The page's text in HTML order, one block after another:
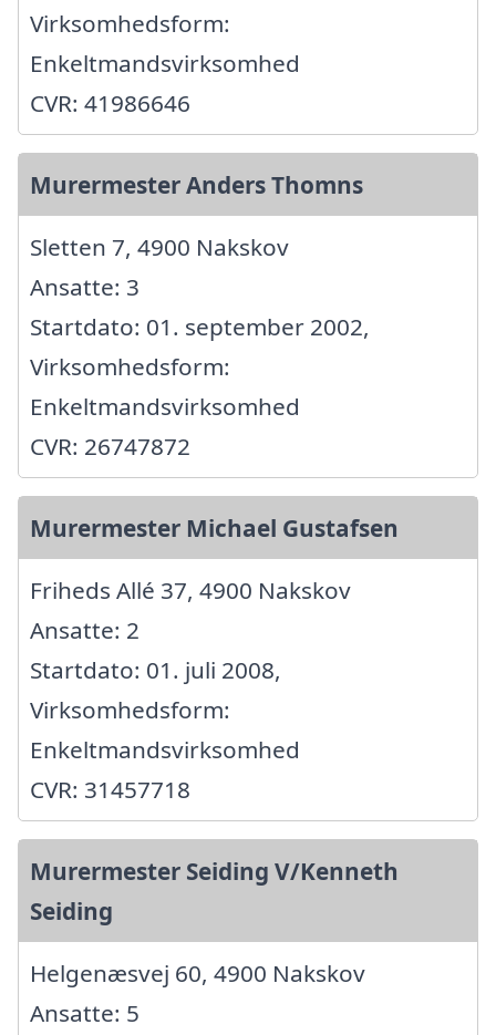
Virksomhedsform:
Enkeltmandsvirksomhed
CVR: 41986646
Murermester Anders Thomns
Sletten 7, 4900 Nakskov
Ansatte: 3
Startdato: 01. september 2002,
Virksomhedsform:
Enkeltmandsvirksomhed
CVR: 26747872
Murermester Michael Gustafsen
Friheds Allé 37, 4900 Nakskov
Ansatte: 2
Startdato: 01. juli 2008,
Virksomhedsform:
Enkeltmandsvirksomhed
CVR: 31457718
Murermester Seiding V/Kenneth
Seiding
Helgenæsvej 60, 4900 Nakskov
Ansatte: 5